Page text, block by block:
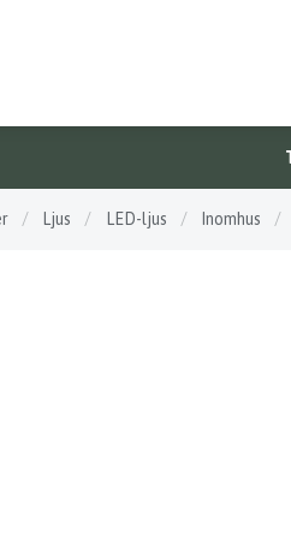
/ Ljus / LED-ljus / Inomhus /